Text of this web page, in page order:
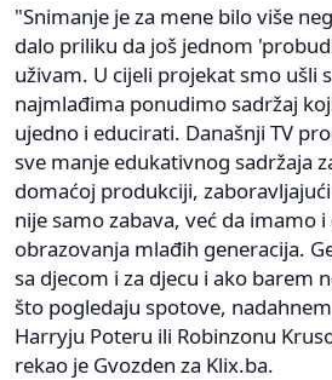
"Snimanje je za mene bilo više
dalo priliku da još jednom
uživam. U cijeli projekat smo ušli
najmlađima ponudimo sadržaj
ujedno i educirati. Današnji TV
sve manje edukativnog sadržaja
domaćoj produkciji,
nije samo zabava, već da imamo
obrazovanja mlađih generacija.
sa djecom i za djecu i ako barem
što pogledaju spotove,
Harryju Poteru ili Robinzonu
rekao je Gvozden za Klix.ba.